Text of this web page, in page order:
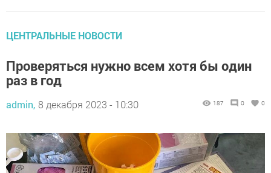
ЦЕНТРАЛЬНЫЕ НОВОСТИ
Проверяться нужно всем хотя бы один
раз в год
admin, 8 декабря 2023 - 10:30 187 0 0